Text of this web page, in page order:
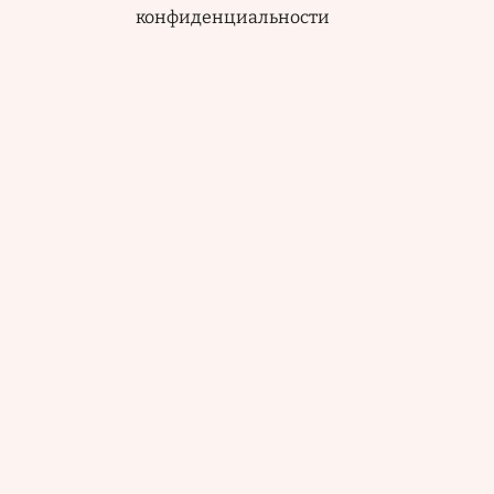
конфиденциальности